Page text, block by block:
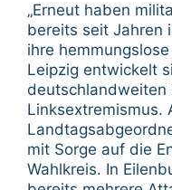
„Erneut haben
bereits seit Jahren
ihre
Leipzig entwickelt
deutschlandweiten
Linksextremismus.
mit Sorge auf die
Wahlkreis. In